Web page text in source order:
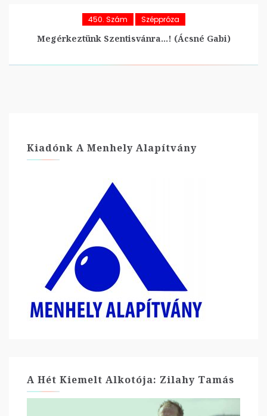
450. Szám Széppróza
Megérkeztünk Szentisvánra…! (Ácsné Gabi)
Kiadónk A Menhely Alapítvány
A Hét Kiemelt Alkotója: Zilahy Tamás